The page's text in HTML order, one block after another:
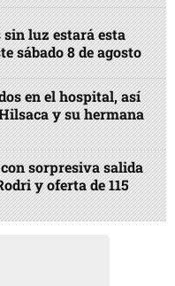
sin luz estará esta
sábado 8 de agosto
en el hospital, así
y su hermana
sorpresiva salida
y oferta de 115